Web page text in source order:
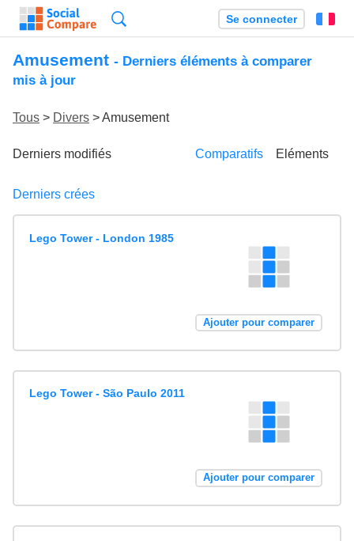
Se connecter
Amusement - Derniers éléments à comparer
mis à jour
Tous > Divers > Amusement
Derniers modifiés
Derniers crées
Comparatifs Eléments
Lego Tower - London 1985
Ajouter pour comparer
Lego Tower - São Paulo 2011
Ajouter pour comparer